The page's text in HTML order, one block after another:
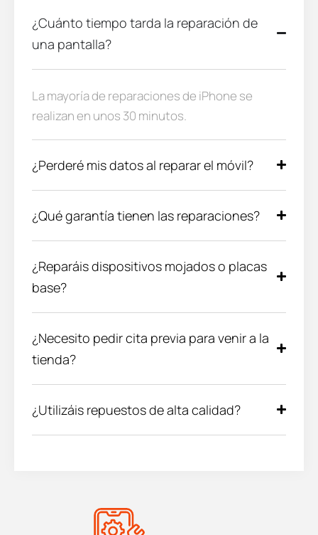
¿Cuánto tiempo tarda la reparación de
una pantalla?
La mayoría de reparaciones de iPhone se
realizan en unos 30 minutos.
¿Perderé mis datos al reparar el móvil?
¿Qué garantía tienen las reparaciones?
¿Reparáis dispositivos mojados o placas
base?
¿Necesito pedir cita previa para venir a la
tienda?
¿Utilizáis repuestos de alta calidad?